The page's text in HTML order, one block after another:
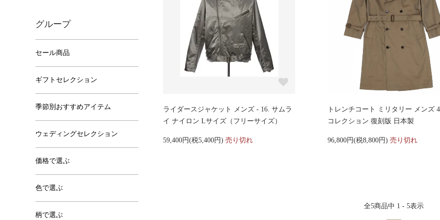
ライダースジャケット メンズ - 16. サムラ
イ ナイロン Lサイズ（フリーサイズ）
59,400円(税5,400円) 売り切れ
トレンチコート ミリタリー メンズ
コレクション 復刻版 日本製
96,800円(税8,800円)売り切れ
全5商品中 1 - 5表示
グループ
セール商品
ギフトセレクション
季節別おすすめアイテム
ウェディングセレクション
価格で選ぶ
色で選ぶ
柄で選ぶ